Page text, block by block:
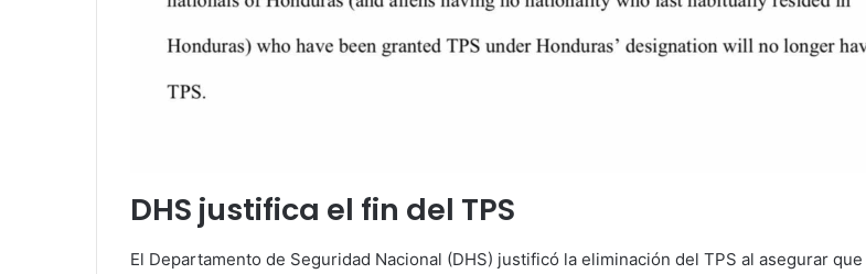
DHS justifica el fin del TPS
El Departamento de Seguridad Nacional (DHS) justificó la eliminación del TPS al asegurar que